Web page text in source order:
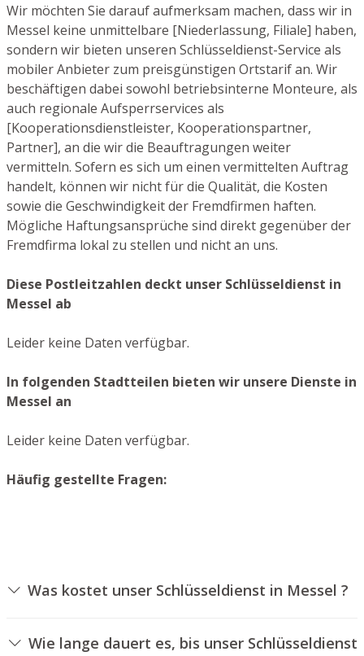
Wir möchten Sie darauf aufmerksam machen, dass wir in
Messel keine unmittelbare [Niederlassung, Filiale] haben,
sondern wir bieten unseren Schlüsseldienst-Service als
mobiler Anbieter zum preisgünstigen Ortstarif an. Wir
beschäftigen dabei sowohl betriebsinterne Monteure, als
auch regionale Aufsperrservices als
[Kooperationsdienstleister, Kooperationspartner,
Partner], an die wir die Beauftragungen weiter
vermitteln. Sofern es sich um einen vermittelten Auftrag
handelt, können wir nicht für die Qualität, die Kosten
sowie die Geschwindigkeit der Fremdfirmen haften.
Mögliche Haftungsansprüche sind direkt gegenüber der
Fremdfirma lokal zu stellen und nicht an uns.
Diese Postleitzahlen deckt unser Schlüsseldienst in
Messel ab
Leider keine Daten verfügbar.
In folgenden Stadtteilen bieten wir unsere Dienste in
Messel an
Leider keine Daten verfügbar.
Häufig gestellte Fragen:
Was kostet unser Schlüsseldienst in Messel ?
verschiedenen Optionen ab, wie zum Beispiel der
Wie lange dauert es, bis unser Schlüsseldienst